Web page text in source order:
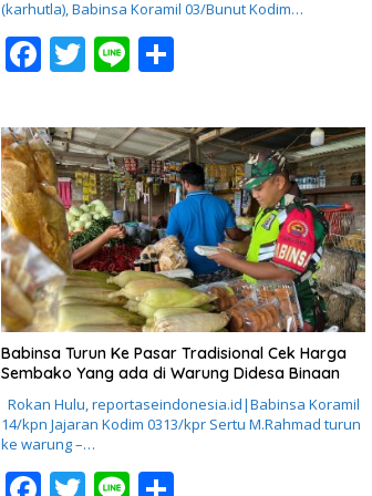
(karhutla), Babinsa Koramil 03/Bunut Kodim…
F
e
b
o
o
k
T
itt
er
Li
e
S
ar
e
Babinsa Turun Ke Pasar Tradisional Cek Harga
Sembako Yang ada di Warung Didesa Binaan
Rokan Hulu, reportaseindonesia.id|Babinsa Koramil
14/kpn Jajaran Kodim 0313/kpr Sertu M.Rahmad turun
ke warung –…